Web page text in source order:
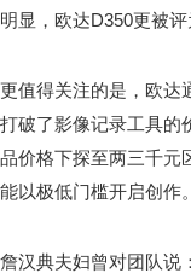
明显，欧达D350更被评
更值得关注的是，欧达
打破了影像记录工具的
品价格下探至两三千元
能以极低门槛开启创作。
詹汉典夫妇曾对团队说